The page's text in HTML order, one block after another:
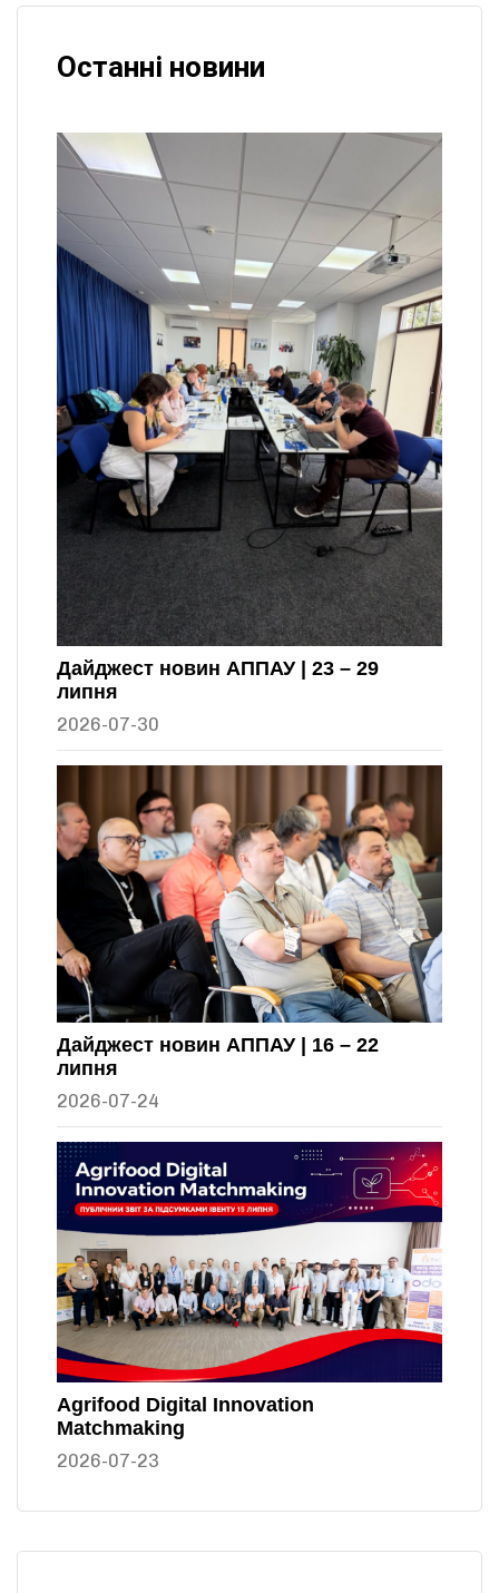
Останні новини
Дайджест новин АППАУ | 23 – 29
липня
2026-07-30
Дайджест новин АППАУ | 16 – 22
липня
2026-07-24
Agrifood Digital Innovation
Matchmaking
2026-07-23